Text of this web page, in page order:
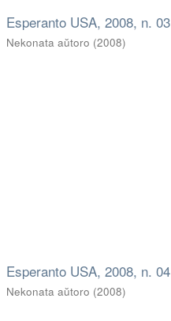
Esperanto USA, 2008, n. 03
Nekonata aŭtoro (2008)
Esperanto USA, 2008, n. 04
Nekonata aŭtoro (2008)